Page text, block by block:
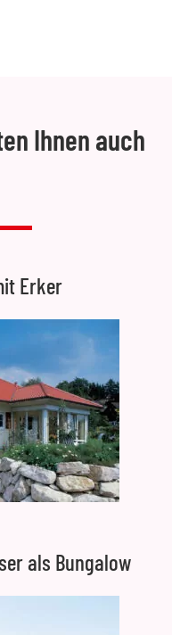
Ihnen auch
Erker
als Bungalow